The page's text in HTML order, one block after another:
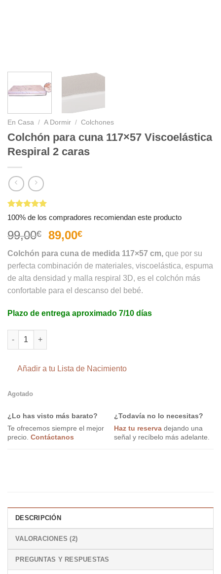
En Casa / A Dormir / Colchones
Colchón para cuna 117×57 Viscoelástica
Respiral 2 caras
Valorado
5 basado
en
2
de clientes
100% de los compradores recomiendan este producto
99,00€
El
original
era:
99,00€.
89,00€El
actual
es:
89,00€.
Colchón para cuna de medida 117×57 cm, que por su
perfecta combinación de materiales, viscoelástica, espuma
de alta densidad y malla respiral 3D, es el colchón más
confortable para el descanso del bebé.
Plazo de entrega aproximado 7/10 días
Colchón para cuna 117x57 Viscoelástica Respiral 2 caras
Añadir a tu Lista de Nacimiento
Agotado
¿Lo has visto más barato?
Te ofrecemos siempre el mejor
precio. Contáctanos
¿Todavía no lo necesitas?
Haz tu reserva dejando una
señal y recíbelo más adelante.
DESCRIPCIÓN
VALORACIONES (2)
PREGUNTAS Y RESPUESTAS